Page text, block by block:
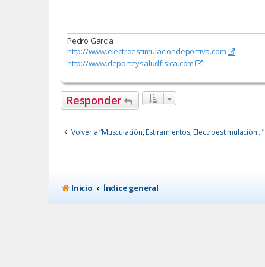
Pedro García
http://www.electroestimulaciondeportiva.com
http://www.deporteysaludfisica.com
Responder
Volver a “Musculación, Estiramientos, Electroestimulación ..”
Inicio Índice general